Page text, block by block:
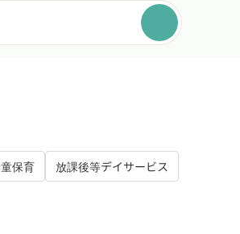
保育
放課後等デイサービス